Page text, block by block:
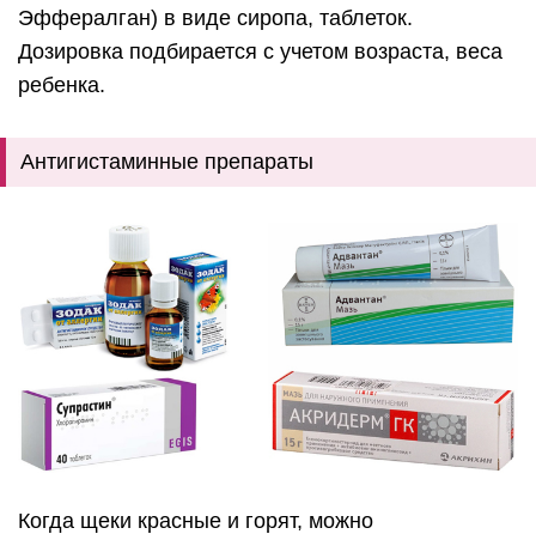
Эффералган) в виде сиропа, таблеток.
Дозировка подбирается с учетом возраста, веса
ребенка.
Антигистаминные препараты
Когда щеки красные и горят, можно